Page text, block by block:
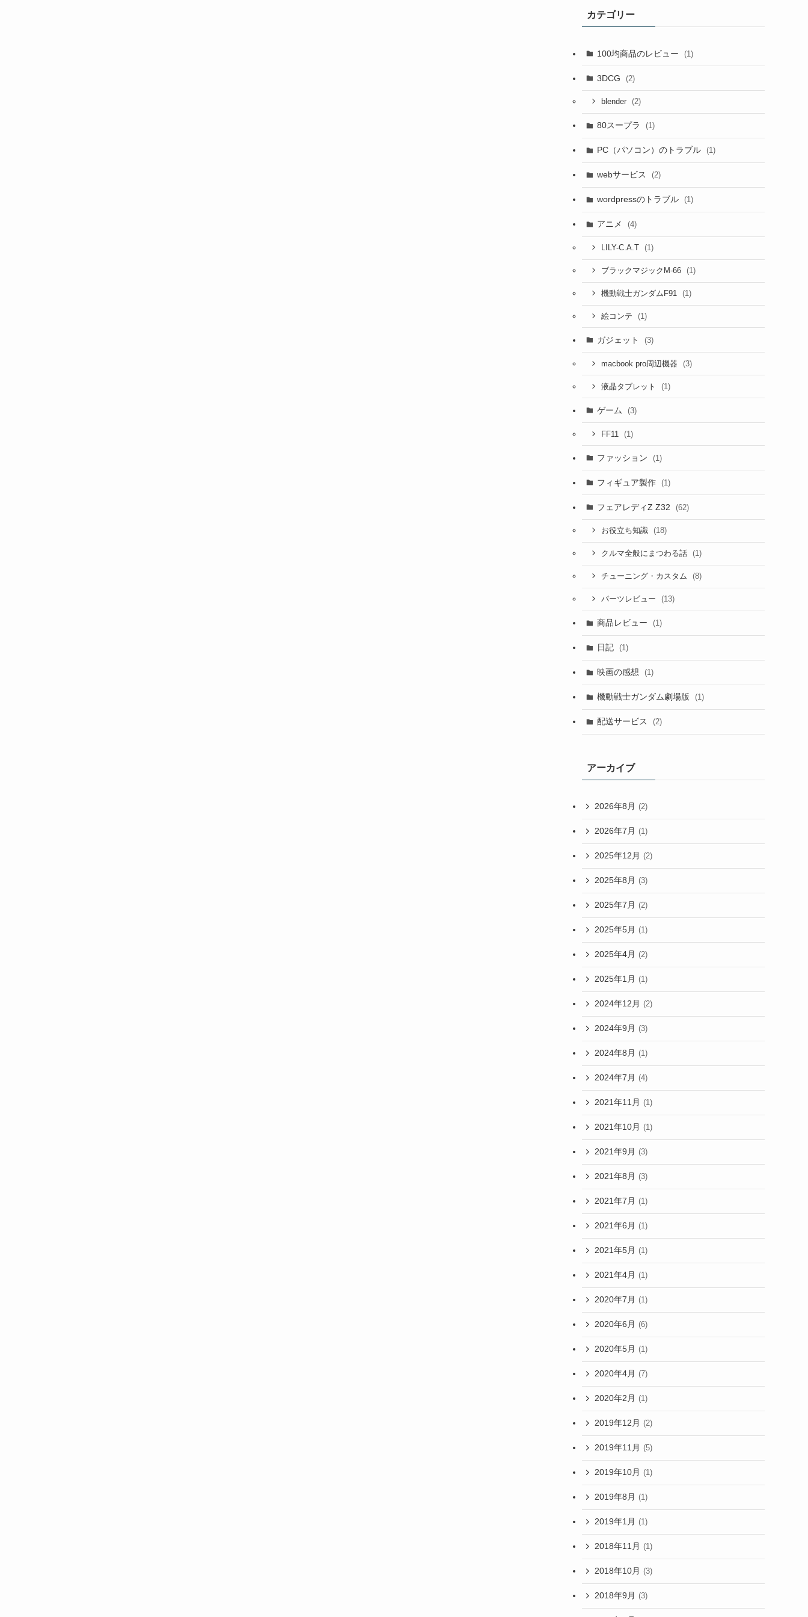
カテゴリー
100均商品のレビュー (1)
3DCG (2)
blender (2)
80スープラ (1)
PC（パソコン）のトラブル (1)
webサービス (2)
wordpressのトラブル (1)
アニメ (4)
LILY-C.A.T (1)
ブラックマジックM-66 (1)
機動戦士ガンダムF91 (1)
絵コンテ (1)
ガジェット (3)
macbook pro周辺機器 (3)
液晶タブレット (1)
ゲーム (3)
FF11 (1)
ファッション (1)
フィギュア製作 (1)
フェアレディZ Z32 (62)
お役立ち知識 (18)
クルマ全般にまつわる話 (1)
チューニング・カスタム (8)
パーツレビュー (13)
商品レビュー (1)
日記 (1)
映画の感想 (1)
機動戦士ガンダム劇場版 (1)
配送サービス (2)
アーカイブ
2026年8月 (2)
2026年7月 (1)
2025年12月 (2)
2025年8月 (3)
2025年7月 (2)
2025年5月 (1)
2025年4月 (2)
2025年1月 (1)
2024年12月 (2)
2024年9月 (3)
2024年8月 (1)
2024年7月 (4)
2021年11月 (1)
2021年10月 (1)
2021年9月 (3)
2021年8月 (3)
2021年7月 (1)
2021年6月 (1)
2021年5月 (1)
2021年4月 (1)
2020年7月 (1)
2020年6月 (6)
2020年5月 (1)
2020年4月 (7)
2020年2月 (1)
2019年12月 (2)
2019年11月 (5)
2019年10月 (1)
2019年8月 (1)
2019年1月 (1)
2018年11月 (1)
2018年10月 (3)
2018年9月 (3)